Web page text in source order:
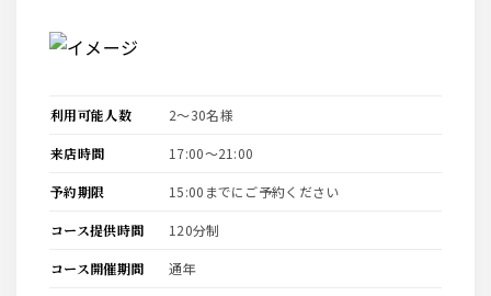
利用可能人数 2〜30名様
来店時間 17:00〜21:00
予約期限 15:00までにご予約ください
コース提供時間 120分制
コース開催期間 通年